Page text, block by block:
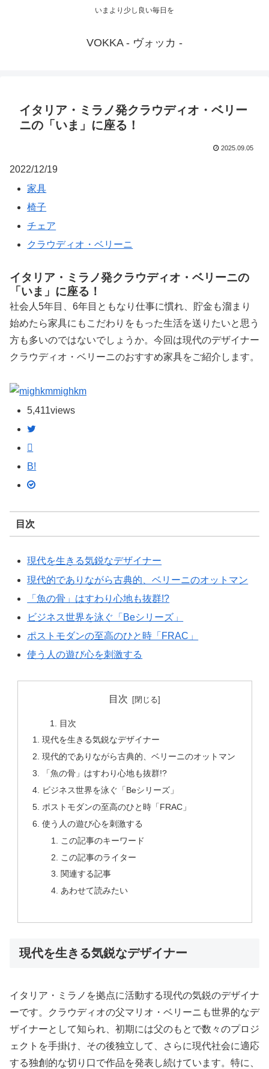
いまより少し良い毎日を
VOKKA - ヴォッカ -
イタリア・ミラノ発クラウディオ・ベリー
ニの「いま」に座る！
2025.09.05
2022/12/19
家具
椅子
チェア
クラウディオ・ベリーニ
イタリア・ミラノ発クラウディオ・ベリーニの
「いま」に座る！
社会人5年目、6年目ともなり仕事に慣れ、貯金も溜まり
始めたら家具にもこだわりをもった生活を送りたいと思う
方も多いのではないでしょうか。今回は現代のデザイナー
クラウディオ・ベリーニのおすすめ家具をご紹介します。
mighkm
5,411views
B!
目次
現代を生きる気鋭なデザイナー
現代的でありながら古典的、ベリーニのオットマン
「魚の骨」はすわり心地も抜群!?
ビジネス世界を泳ぐ「Beシリーズ」
ポストモダンの至高のひと時「FRAC」
使う人の遊び心を刺激する
目次
目次
現代を生きる気鋭なデザイナー
現代的でありながら古典的、ベリーニのオットマン
「魚の骨」はすわり心地も抜群!?
ビジネス世界を泳ぐ「Beシリーズ」
ポストモダンの至高のひと時「FRAC」
使う人の遊び心を刺激する
この記事のキーワード
この記事のライター
関連する記事
あわせて読みたい
現代を生きる気鋭なデザイナー
イタリア・ミラノを拠点に活動する現代の気鋭のデザイナ
ーです。クラウディオの父マリオ・ベリーニも世界的なデ
ザイナーとして知られ、初期には父のもとで数々のプロジ
ェクトを手掛け、その後独立して、さらに現代社会に適応
する独創的な切り口で作品を発表し続けています。特に、